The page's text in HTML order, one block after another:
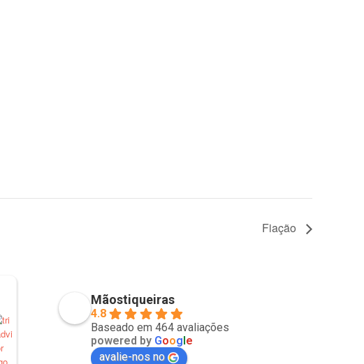
Fiação
Mãostiqueiras
4.8
Baseado em 464 avaliações
powered by Google
avalie-nos no